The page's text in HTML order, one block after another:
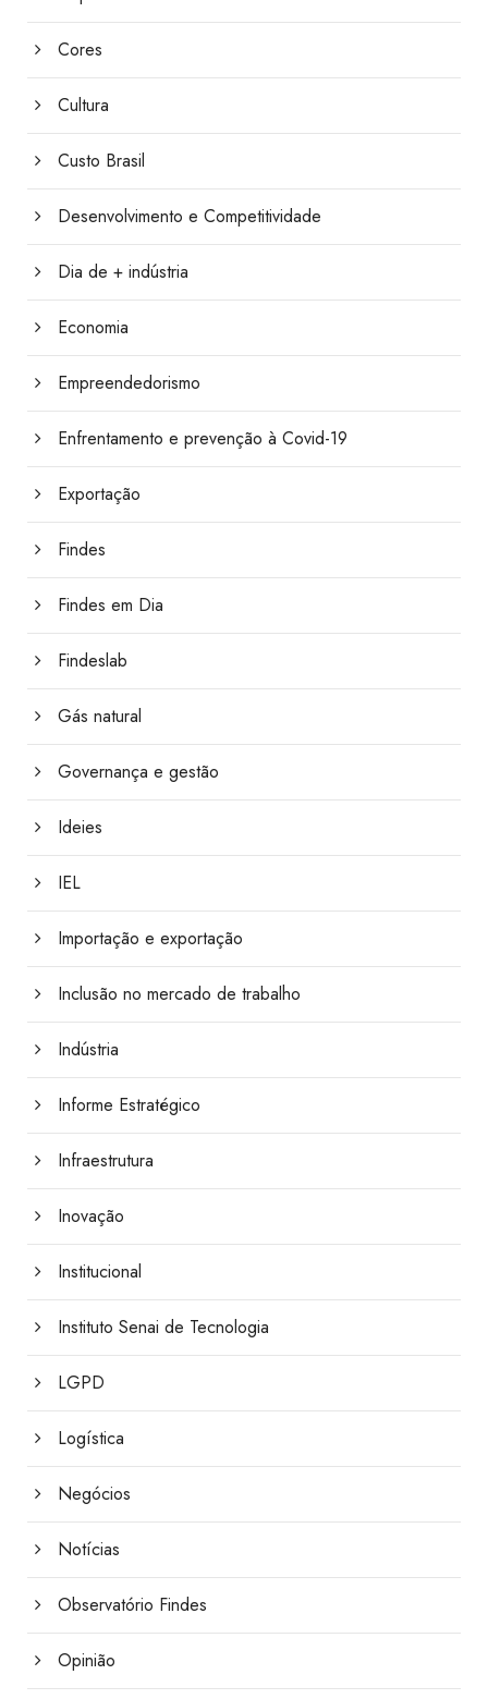
Cores
Cultura
Custo Brasil
Desenvolvimento e Competitividade
Dia de + indústria
Economia
Empreendedorismo
Enfrentamento e prevenção à Covid-19
Exportação
Findes
Findes em Dia
Findeslab
Gás natural
Governança e gestão
Ideies
IEL
Importação e exportação
Inclusão no mercado de trabalho
Indústria
Informe Estratégico
Infraestrutura
Inovação
Institucional
Instituto Senai de Tecnologia
LGPD
Logística
Negócios
Notícias
Observatório Findes
Opinião